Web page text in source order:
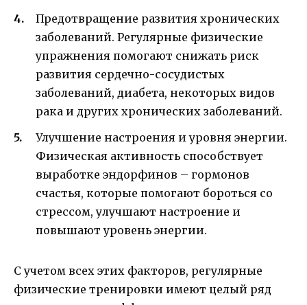
Предотвращение развития хронических
заболеваний. Регулярные физические
упражнения помогают снижать риск
развития сердечно-сосудистых
заболеваний, диабета, некоторых видов
рака и других хронических заболеваний.
Улучшение настроения и уровня энергии.
Физическая активность способствует
выработке эндорфинов – гормонов
счастья, которые помогают бороться со
стрессом, улучшают настроение и
повышают уровень энергии.
С учетом всех этих факторов, регулярные
физические тренировки имеют целый ряд